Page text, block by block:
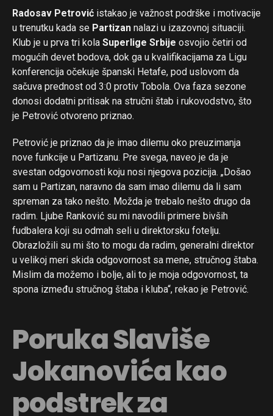
Radosav Petrović istakao je važnost podrške i motivacije
u trenutku kada se Partizan nalazi u izazovnoj situaciji.
Klub je u prva tri kola Superlige Srbije osvojio četiri od
mogućih devet bodova, dok ga u kvalifikacijama za Ligu
konferencija očekuje španski Hetafe, pod uslovom da
sačuva prednost od 3:0 protiv Tobola. Ova faza sezone
donosi dodatni pritisak na stručni štab i rukovodstvo, što
je Petrović otvoreno priznao.
Petrović je priznao da je imao dilemu oko preuzimanja
nove funkcije u Partizanu. Pre svega, naveo je da je
svestan odgovornosti koju nosi njegova pozicija. „Došao
sam u Partizan, naravno da sam imao dilemu da li sam
spreman za tako nešto. Možda je trebalo nešto drugo da
radim. Ljube Ranković su mi navodili primere bivših
fudbalera koji su odmah seli u direktorsku fotelju.
Obrazložili su mi što to mogu da radim, generalni direktor
u velikoj meri skida odgovornost sa mene, stručnog štaba.
Mislim da možemo i bolje, ali to je moja odgovornost, ta
spona između stručnog štaba i kluba“, rekao je Petrović.
Poruka Slaviše
Jokanovića kao
podstrek za